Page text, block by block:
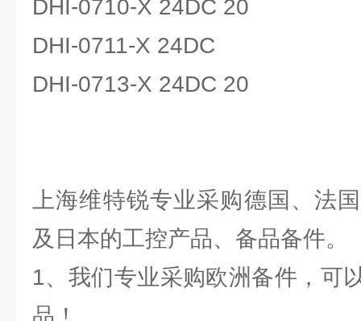
DHI-0710-X 24DC 20
DHI-0711-X 24DC
DHI-0713-X 24DC 20
上海维特锐专业采购德国、法
及日本的工控产品、备品备件。
1、我们专业采购欧洲备件，可
品！